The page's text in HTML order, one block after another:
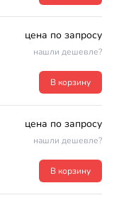
цена по запросу
нашли дешевле?
В корзину
цена по запросу
нашли дешевле?
В корзину